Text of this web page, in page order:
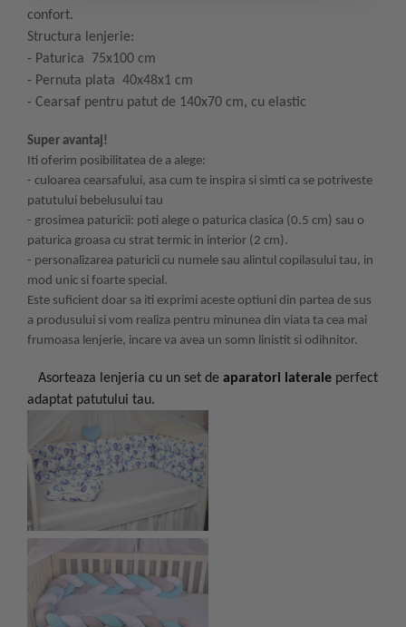
confort.
Structura lenjerie:
- Paturica 75x100 cm
- Pernuta plata 40x48x1 cm
- Cearsaf pentru patut de 140x70 cm, cu elastic
Super avantaj!
Iti oferim posibilitatea de a alege:
- culoarea cearsafului, asa cum te inspira si simti ca se potriveste
patutului bebelusului tau
- grosimea paturicii: poti alege o paturica clasica (0.5 cm) sau o
paturica groasa cu strat termic in interior (2 cm).
- personalizarea paturicii cu numele sau alintul copilasului tau, in
mod unic si foarte special.
Este suficient doar sa iti exprimi aceste optiuni din partea de sus
a produsului si vom realiza pentru minunea din viata ta cea mai
frumoasa lenjerie, incare va avea un somn linistit si odihnitor.
Asorteaza lenjeria cu un set de aparatori laterale perfect
adaptat patutului tau.